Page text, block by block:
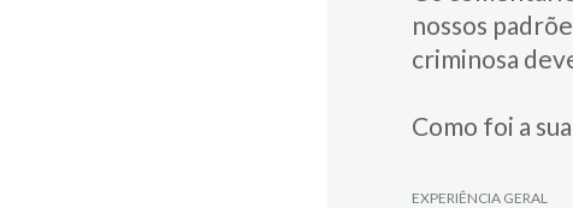
nossos
criminosa
Como foi a
EXPERIÊNCIA GERAL